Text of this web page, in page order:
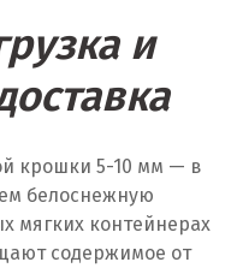
и
крошки 5-10 мм — в
белоснежную
мягких контейнерах
содержимое от